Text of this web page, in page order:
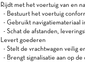
Rijdt met het voertuig van en
- Bestuurt het voertuig
- Gebruikt navigatiemateriaal
- Schat de afstanden,
Levert goederen
- Stelt de vrachtwagen veilig
- Brengt signalisatie aan op